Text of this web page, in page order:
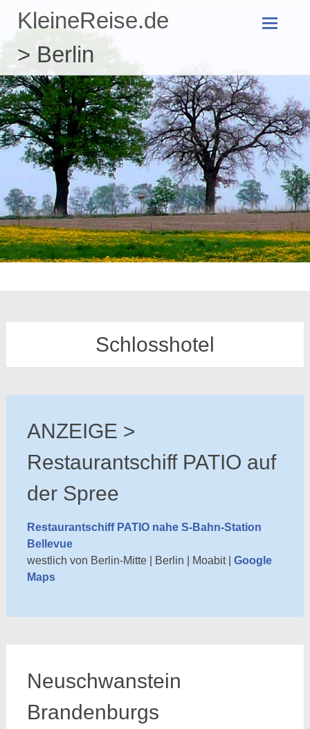
KleineReise.de
> Berlin
springen
Schlosshotel
ANZEIGE >
Restaurantschiff PATIO auf
der Spree
Restaurantschiff PATIO nahe S-Bahn-Station
Bellevue
westlich von Berlin-Mitte | Berlin | Moabit | Google
Maps
Neuschwanstein
Brandenburgs